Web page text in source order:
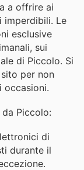
a offrire ai
imperdibili. Le
esclusive
sui
di Piccolo. Si
per non
occasioni.
Piccolo:
di
durante il